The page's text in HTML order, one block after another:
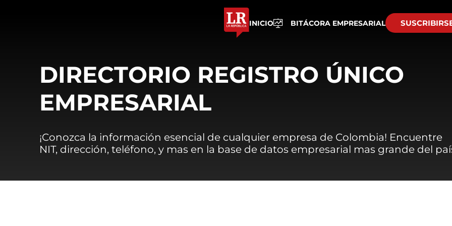
INICIO BITÁCORA EMPRESARIAL
DIRECTORIO REGISTRO ÚNICO
EMPRESARIAL
¡Conozca la información esencial de cualquier empresa de Colombia! Encuentre
NIT, dirección, teléfono, y mas en la base de datos empresarial mas grande del